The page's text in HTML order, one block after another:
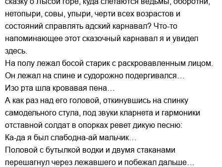
нетопыри, совы, упыри, черти всех возрастов и
состояний справлять адский карнавал? Что-то
напоминающее этот сказочный карнавал я и увидел
здесь.
На полу лежал босой старик с раскровавленным лицом.
Он лежал на спине и судорожно подергивался…
Изо рта шла кровавая пена…
А как раз над его головой, откинувшись на спинку
самодельного стула, под звуки кларнета и гармоники
отставной солдат в опорках ревет дикую песню:
Ка-да я был слабодна-ай мальчик…
Половой с бутылкой водки и двумя стаканами
перешагнул через лежавшего и побежал дальше…